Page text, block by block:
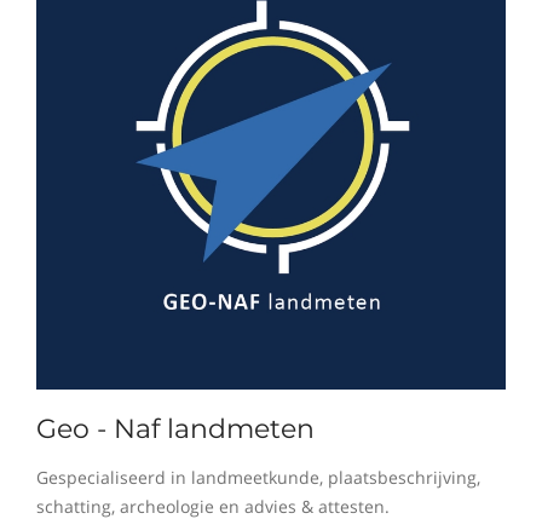
Geo - Naf landmeten
Gespecialiseerd in landmeetkunde, plaatsbeschrijving,
schatting, archeologie en advies & attesten.